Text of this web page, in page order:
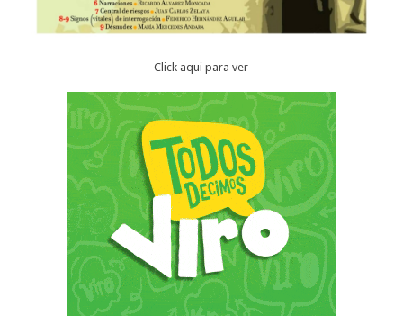
Click aqui para ver